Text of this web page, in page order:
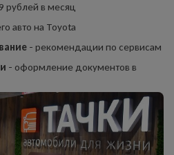
рублей в месяц
авто на Toyota
- рекомендации по сервисам
- оформление документов в